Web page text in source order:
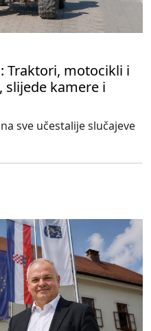
Traktori, motocikli i
slijede kamere i
sve učestalije slučajeve